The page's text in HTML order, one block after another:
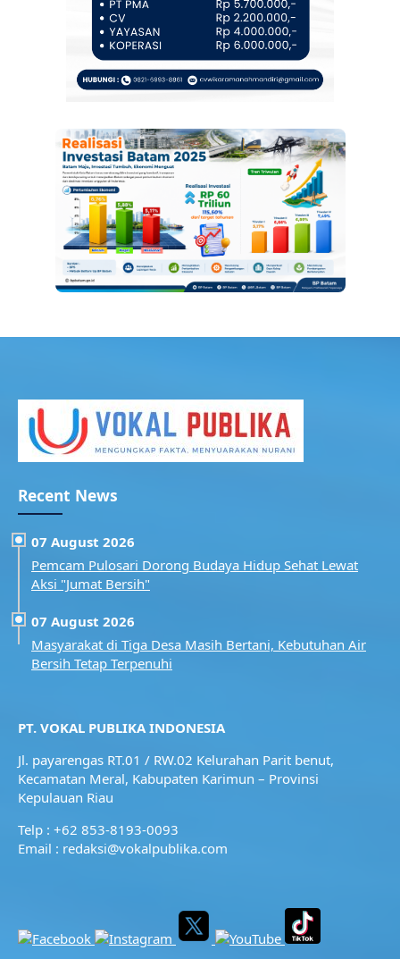
Recent News
07 August 2026
Pemcam Pulosari Dorong Budaya Hidup Sehat Lewat
Aksi "Jumat Bersih"
07 August 2026
Masyarakat di Tiga Desa Masih Bertani, Kebutuhan Air
Bersih Tetap Terpenuhi
PT. VOKAL PUBLIKA INDONESIA
Jl. payarengas RT.01 / RW.02 Kelurahan Parit benut,
Kecamatan Meral, Kabupaten Karimun – Provinsi
Kepulauan Riau
Telp : +62 853-8193-0093
Email : redaksi@vokalpublika.com